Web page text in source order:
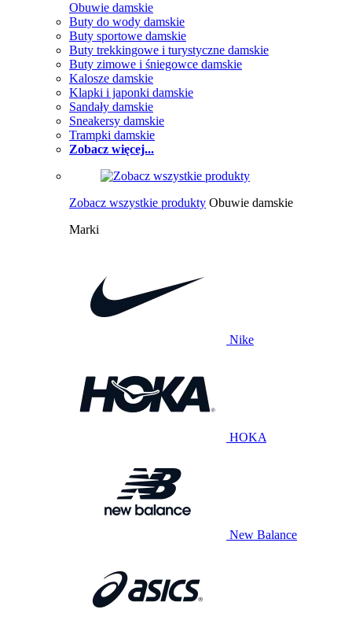
Obuwie damskie
Buty do wody damskie
Buty sportowe damskie
Buty trekkingowe i turystyczne damskie
Buty zimowe i śniegowce damskie
Kalosze damskie
Klapki i japonki damskie
Sandały damskie
Sneakersy damskie
Trampki damskie
Zobacz więcej...
Zobacz wszystkie produkty Obuwie damskie
Marki
Nike
HOKA
New Balance